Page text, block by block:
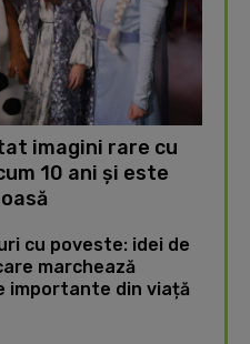
imagini rare cu
10 ani și este
cu poveste: idei de
marchează
importante din viață